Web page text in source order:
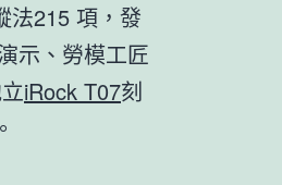
法215 項，發
示、勞模工匠
iRock T07刻